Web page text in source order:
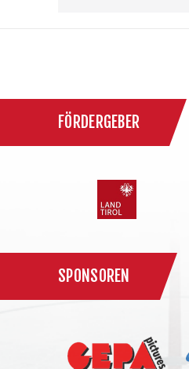
FÖRDERGEBER
SPONSOREN